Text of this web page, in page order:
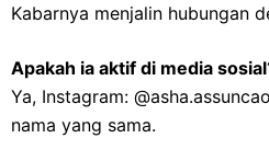
Kabarnya menjalin hubungan
Apakah ia aktif di media
Ya, Instagram:
nama yang sama.